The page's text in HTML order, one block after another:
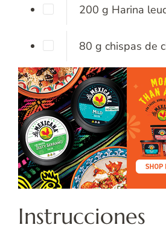
200 g Harina
80 g chispas de
Instrucciones